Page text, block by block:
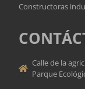
Constructoras
Calle de la
Parque